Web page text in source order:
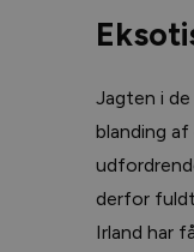
Jagten i de
blanding
derfor
Irland har